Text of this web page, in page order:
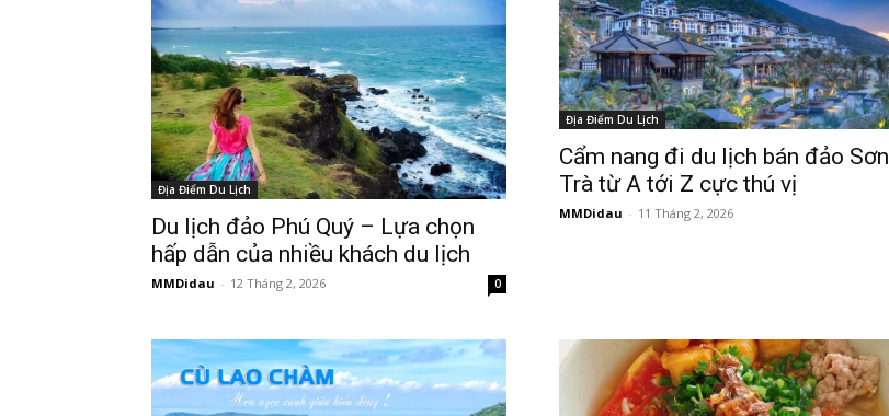
Địa Điểm Du Lịch
Du lịch đảo Phú Quý – Lựa chọn
hấp dẫn của nhiều khách du lịch
MMDidau - 12 Tháng 2, 2026 0
Địa Điểm Du Lịch
Cẩm nang đi du lịch bán đảo Sơn
Trà từ A tới Z cực thú vị
MMDidau - 11 Tháng 2, 2026